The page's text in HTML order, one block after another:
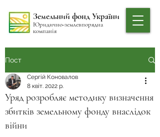
Земельний фонд України
Юридично-землевпорядна
компанія
Пост
Уряд розробляє методику визначення
збитків земельному фонду внаслідок
війни
Сергій Коновалов
8 квіт. 2022 р.